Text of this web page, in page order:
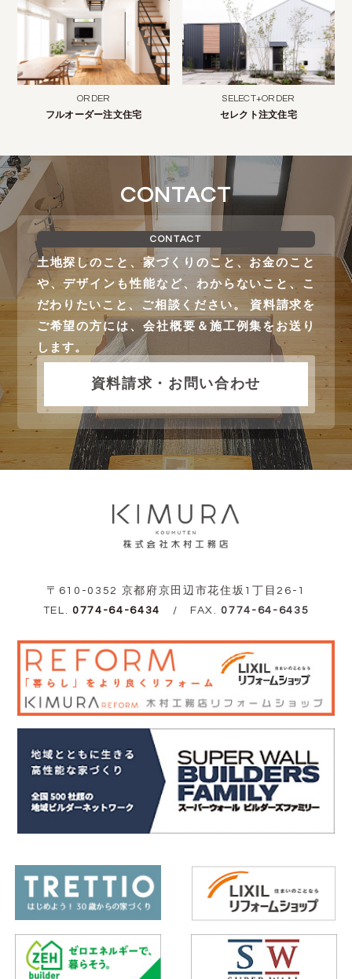
ORDER
フルオーダー注文住宅
SELECT+ORDER
セレクト注文住宅
CONTACT
CONTACT
土地探しのこと、家づくりのこと、お金のこと
や、デザインも性能など、わからないこと、こ
だわりたいこと、ご相談ください。 資料請求を
ご希望の方には、会社概要＆施工例集をお送り
します。
資料請求・お問い合わせ
〒610-0352 京都府京田辺市花住坂1丁目26-1
TEL. 0774-64-6434 / FAX. 0774-64-6435